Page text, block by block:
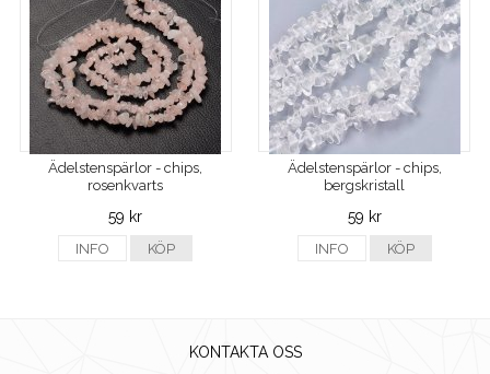
Ädelstenspärlor - chips,
rosenkvarts
59 kr
INFO KÖP
Ädelstenspärlor - chips,
bergskristall
59 kr
INFO KÖP
KONTAKTA OSS